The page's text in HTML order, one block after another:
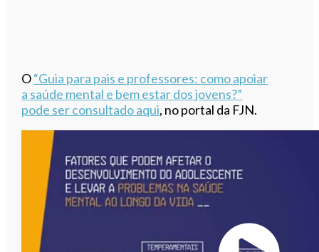
O“Guia para pais e professores: como apoiar
a saúde mental e bem estar dos jovens?”
pode ser consultado aqui, no portal da FJN.